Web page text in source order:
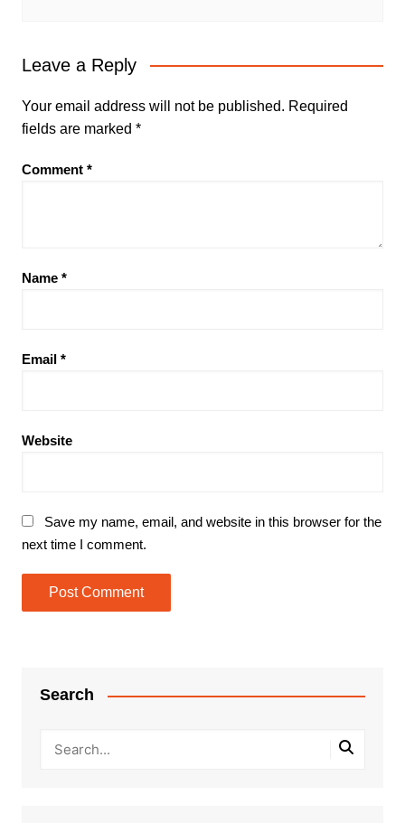
Leave a Reply
Your email address will not be published. Required
fields are marked *
Comment *
Name *
Email *
Website
Save my name, email, and website in this browser for the
next time I comment.
Search